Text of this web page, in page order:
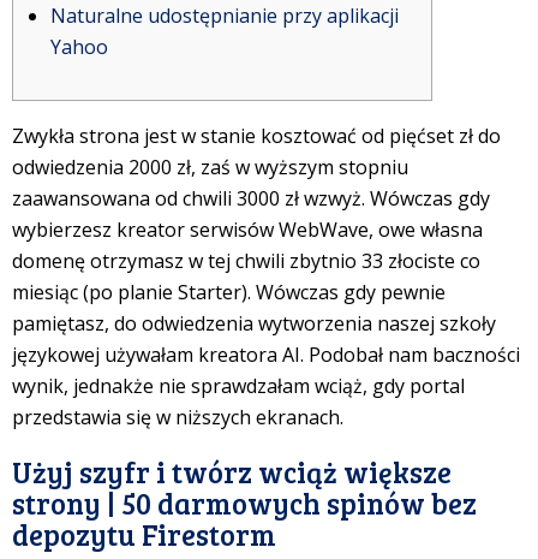
Naturalne udostępnianie przy aplikacji
Yahoo
Zwykła strona jest w stanie kosztować od pięćset zł do
odwiedzenia 2000 zł, zaś w wyższym stopniu
zaawansowana od chwili 3000 zł wzwyż. Wówczas gdy
wybierzesz kreator serwisów WebWave, owe własna
domenę otrzymasz w tej chwili zbytnio 33 złociste co
miesiąc (po planie Starter). Wówczas gdy pewnie
pamiętasz, do odwiedzenia wytworzenia naszej szkoły
językowej używałam kreatora AI. Podobał nam baczności
wynik, jednakże nie sprawdzałam wciąż, gdy portal
przedstawia się w niższych ekranach.
Użyj szyfr i twórz wciąż większe
strony | 50 darmowych spinów bez
depozytu Firestorm